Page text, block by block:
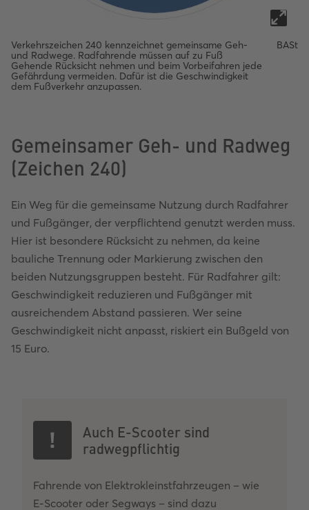
Verkehrszeichen 240 kennzeichnet gemeinsame Geh-
und Radwege. Radfahrende müssen auf zu Fuß
Gehende Rücksicht nehmen und beim Vorbeifahren jede
Gefährdung vermeiden. Dafür ist die Geschwindigkeit
dem Fußverkehr anzupassen.
BASt
Gemeinsamer Geh- und Radweg
(Zeichen 240)
Ein Weg für die gemeinsame Nutzung durch Radfahrer
und Fußgänger, der verpflichtend genutzt werden muss.
Hier ist besondere Rücksicht zu nehmen, da keine
bauliche Trennung oder Markierung zwischen den
beiden Nutzungsgruppen besteht. Für Radfahrer gilt:
Geschwindigkeit reduzieren und Fußgänger mit
ausreichendem Abstand passieren. Wer seine
Geschwindigkeit nicht anpasst, riskiert ein Bußgeld von
15 Euro.
Auch E-Scooter sind
radwegpflichtig
Fahrende von Elektrokleinstfahrzeugen – wie
E-Scooter oder Segways – sind dazu